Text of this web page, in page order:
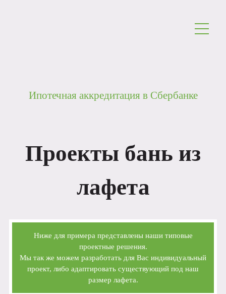
Ипотечная аккредитация в Сбербанке
Проекты бань из
лафета
Ниже для примера представлены наши типовые
проектные решения.
Мы так же можем разработать для Вас индивидуальный
проект, либо адаптировать существующий под наш
размер лафета.